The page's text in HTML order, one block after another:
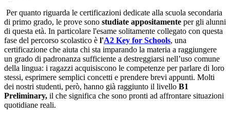
Per quanto riguarda le certificazioni dedicate alla scuola secondaria
di primo grado, le prove sono studiate appositamente per gli alunni
di questa età. In particolare l'esame solitamente collegato con questa
fase del percorso scolastico è l'A2 Key for Schools, una
certificazione che aiuta chi sta imparando la materia a raggiungere
un grado di padronanza sufficiente a destreggiarsi nell’uso comune
della lingua: i ragazzi acquisiscono le competenze per parlare di loro
stessi, esprimere semplici concetti e prendere brevi appunti. Molti
dei nostri studenti, però, hanno già raggiunto il livello B1
Preliminary, il che significa che sono pronti ad affrontare situazioni
quotidiane reali.